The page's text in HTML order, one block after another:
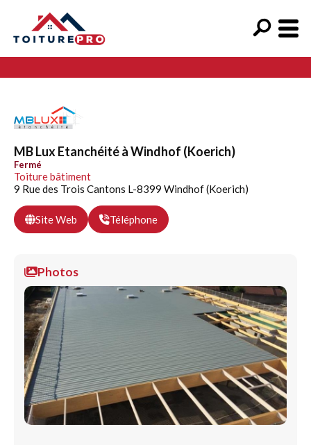
MB Lux Etanchéité à Windhof (Koerich)
Fermé
Toiture bâtiment
9 Rue des Trois Cantons L-8399 Windhof (Koerich)
Site Web Téléphone
Photos